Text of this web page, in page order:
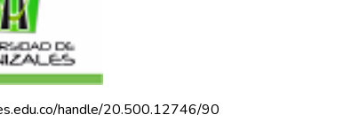
handle/20.500.12746/90